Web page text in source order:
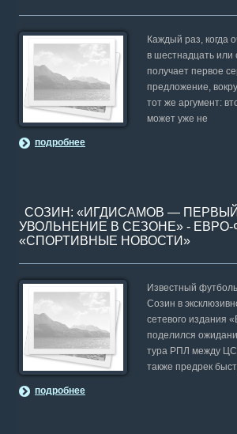
Каждый раз, когда
в шестнадцать или
получает первое
предложение,
тот же аргумент:
может уже не
подробнее
СОЗИН: «ИГДИСАМОВ —
УВОЛЬНЕНИЕ В СЕЗОНЕ» - ЕВРО-
«СПОРТИВНЫЕ НОВОСТИ»
Известный
Созин в
сетевого издания
поделился
тура РПЛ между
также предрек
подробнее